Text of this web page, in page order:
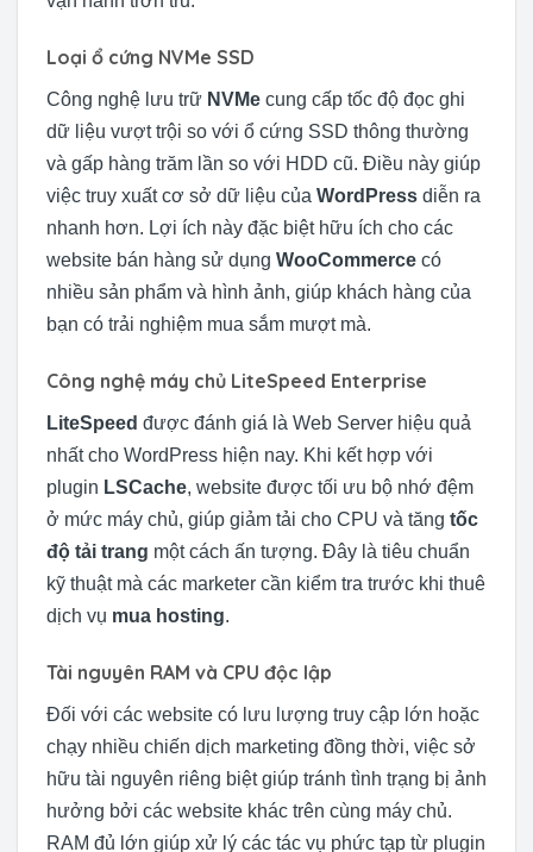
Loại ổ cứng NVMe SSD
Công nghệ lưu trữ NVMe cung cấp tốc độ đọc ghi
dữ liệu vượt trội so với ổ cứng SSD thông thường
và gấp hàng trăm lần so với HDD cũ. Điều này giúp
việc truy xuất cơ sở dữ liệu của WordPress diễn ra
nhanh hơn. Lợi ích này đặc biệt hữu ích cho các
website bán hàng sử dụng WooCommerce có
nhiều sản phẩm và hình ảnh, giúp khách hàng của
bạn có trải nghiệm mua sắm mượt mà.
Công nghệ máy chủ LiteSpeed Enterprise
LiteSpeed được đánh giá là Web Server hiệu quả
nhất cho WordPress hiện nay. Khi kết hợp với
plugin LSCache, website được tối ưu bộ nhớ đệm
ở mức máy chủ, giúp giảm tải cho CPU và tăng tốc
độ tải trang một cách ấn tượng. Đây là tiêu chuẩn
kỹ thuật mà các marketer cần kiểm tra trước khi thuê
dịch vụ mua hosting.
Tài nguyên RAM và CPU độc lập
Đối với các website có lưu lượng truy cập lớn hoặc
chạy nhiều chiến dịch marketing đồng thời, việc sở
hữu tài nguyên riêng biệt giúp tránh tình trạng bị ảnh
hưởng bởi các website khác trên cùng máy chủ.
RAM đủ lớn giúp xử lý các tác vụ phức tạp từ plugin